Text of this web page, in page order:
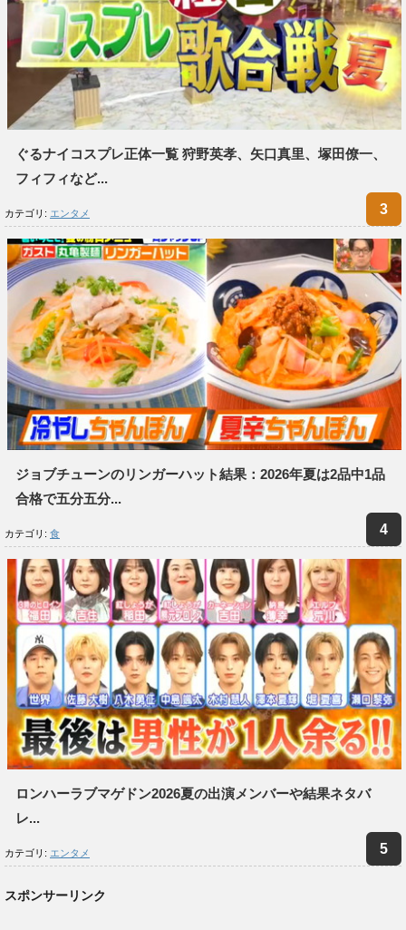
ぐるナイコスプレ正体一覧 狩野英孝、矢口真里、塚田僚一、
フィフィなど...
カテゴリ: エンタメ
ジョブチューンのリンガーハット結果：2026年夏は2品中1品
合格で五分五分...
カテゴリ: 食
ロンハーラブマゲドン2026夏の出演メンバーや結果ネタバ
レ...
カテゴリ: エンタメ
スポンサーリンク